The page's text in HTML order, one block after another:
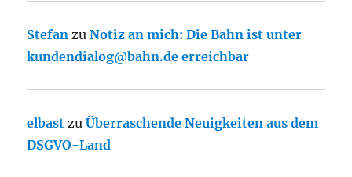
Stefan zuNotiz an mich: Die Bahn ist unter
kundendialog@bahn.de erreichbar
elbast zuÜberraschende Neuigkeiten aus dem
DSGVO-Land